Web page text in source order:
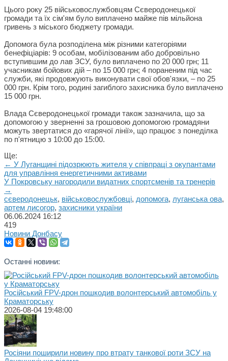
Цього року 25 військовослужбовцям Сєверодонецької
громади та їх сім'ям було виплачено майже пів мільйона
гривень з міського бюджету громади.
Допомога була розподілена між різними категоріями
бенефіціарів: 9 особам, мобілізованим або добровільно
вступившим до лав ЗСУ, було виплачено по 20 000 грн; 11
учасникам бойових дій – по 15 000 грн; 4 пораненим під час
служби, які продовжують виконувати свої обов'язки, – по 25
000 грн. Крім того, родині загиблого захисника було виплачено
15 000 грн.
Влада Сєверодонецької громади також зазначила, що за
допомогою у зверненні за грошовою допомогою громадяни
можуть звертатися до «гарячої лінії», що працює з понеділка
по п'ятницю з 10:00 до 15:00.
Ще:
← У Луганщині підозрюють жителя у співпраці з окупантами
для управління енергетичними активами
У Покровську нагородили видатних спортсменів та тренерів
→
сєверодонецьк, військовослужбовці, допомога, луганська ова,
артем лисогор, захисники україни
06.06.2024 16:12
419
Новини Донбасу
Останні новини:
Російський FPV-дрон пошкодив волонтерський автомобіль у
Краматорську
2026-08-04 19:48:00
Росіяни поширили новину про втрату танкової роти ЗСУ на